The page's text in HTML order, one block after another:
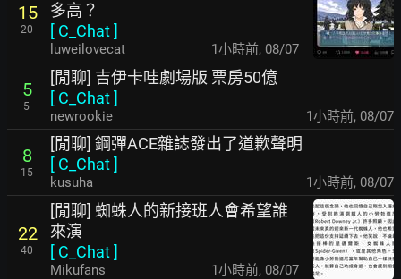
15
20
多高？
[ C_Chat]
luweilovecat 1小時前, 08/07
5
5
[閒聊] 吉伊卡哇劇場版 票房50億
[ C_Chat]
newrookie 1小時前, 08/07
8
15
[閒聊] 鋼彈ACE雜誌發出了道歉聲明
[ C_Chat]
kusuha 1小時前, 08/07
22
40
[閒聊] 蜘蛛人的新接班人會希望誰
來演
[ C_Chat]
Mikufans 1小時前, 08/07